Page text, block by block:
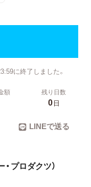
に終了しました。
額 残り日数
0日
LINEで送る
プロダクツ）